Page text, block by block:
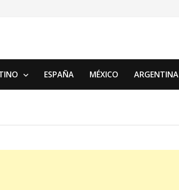
ESPAÑA MÉXICO ARGENTINA